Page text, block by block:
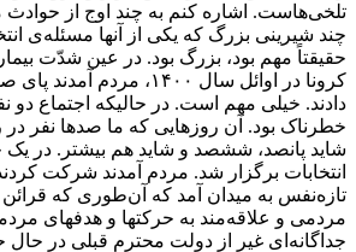
تلخی‌هاست. اشاره کنم به چند اوج از حوادث
چند شیرینی بزرگ که یکی از آنها مسئله‌ی
حقیقتاً مهم بود، بزرگ بود. در عین شدّت
کرونا در اوائل سال ۱۴۰۰،
دادند. خیلی مهم است. در حالیکه اجتماع دو
خطرناک بود. آن روزهایی که ما صدها نفر در
شاید پانصد، ششصد و شاید هم بیشتر. در
انتخابات برگزار شد. مردم آمدند شرکت
تازه‌نفس به میدان آمد که آن‌طوری که قرائن
مردمی و علاقه‌مند به حرکتها و هدفهای
جداگانه‌ای غیر از دولت محترم قبلی در